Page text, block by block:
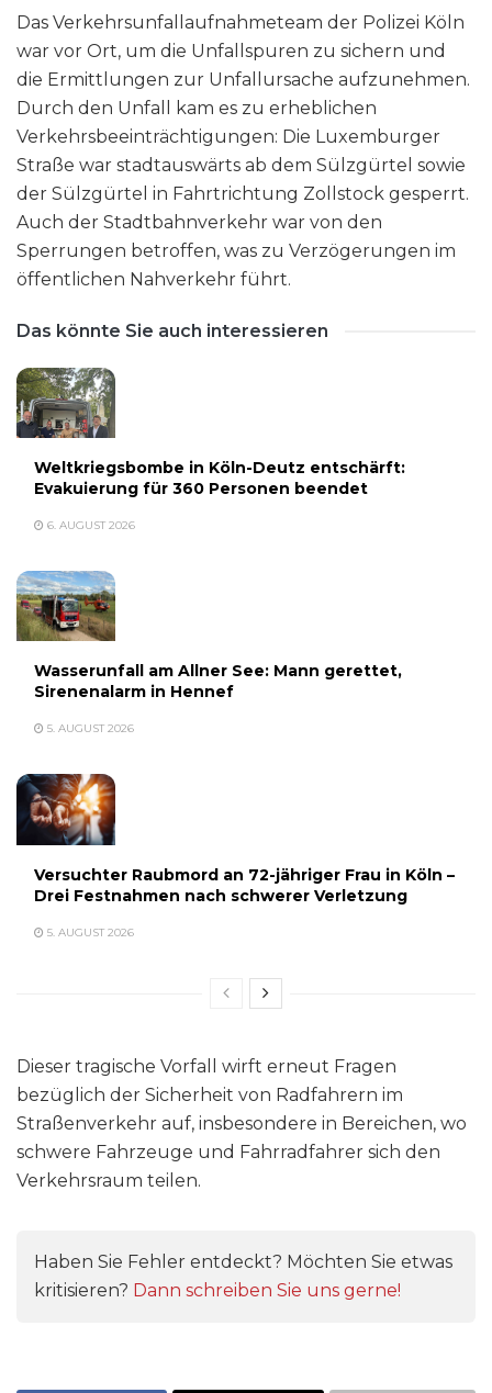
Das Verkehrsunfallaufnahmeteam der Polizei Köln
war vor Ort, um die Unfallspuren zu sichern und
die Ermittlungen zur Unfallursache aufzunehmen.
Durch den Unfall kam es zu erheblichen
Verkehrsbeeinträchtigungen: Die Luxemburger
Straße war stadtauswärts ab dem Sülzgürtel sowie
der Sülzgürtel in Fahrtrichtung Zollstock gesperrt.
Auch der Stadtbahnverkehr war von den
Sperrungen betroffen, was zu Verzögerungen im
öffentlichen Nahverkehr führt.
Das könnte Sie auch interessieren
Weltkriegsbombe in Köln-Deutz entschärft:
Evakuierung für 360 Personen beendet
6. AUGUST 2026
Wasserunfall am Allner See: Mann gerettet,
Sirenenalarm in Hennef
5. AUGUST 2026
Versuchter Raubmord an 72-jähriger Frau in Köln –
Drei Festnahmen nach schwerer Verletzung
5. AUGUST 2026
Dieser tragische Vorfall wirft erneut Fragen
bezüglich der Sicherheit von Radfahrern im
Straßenverkehr auf, insbesondere in Bereichen, wo
schwere Fahrzeuge und Fahrradfahrer sich den
Verkehrsraum teilen.
Haben Sie Fehler entdeckt? Möchten Sie etwas
kritisieren? Dann schreiben Sie uns gerne!